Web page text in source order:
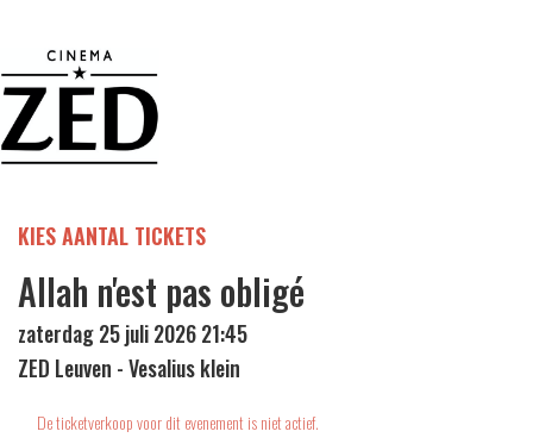
KIES AANTAL TICKETS
Allah n'est pas obligé
zaterdag 25 juli 2026 21:45
ZED Leuven - Vesalius klein
De ticketverkoop voor dit evenement is niet actief.